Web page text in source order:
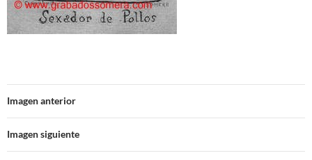
Imagen anterior
Imagen siguiente